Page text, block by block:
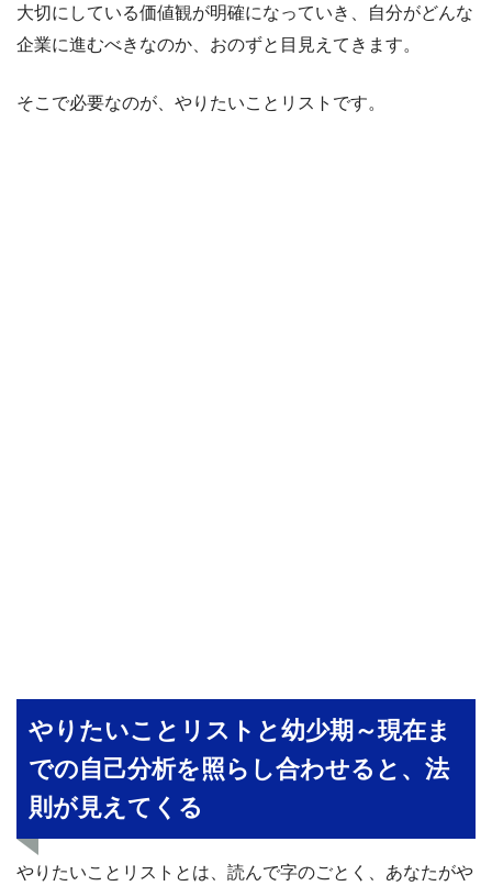
大切にしている価値観が明確になっていき、自分がどんな
企業に進むべきなのか、おのずと目見えてきます。
そこで必要なのが、やりたいことリストです。
やりたいことリストと幼少期～現在ま
での自己分析を照らし合わせると、法
則が見えてくる
やりたいことリストとは、読んで字のごとく、あなたがや